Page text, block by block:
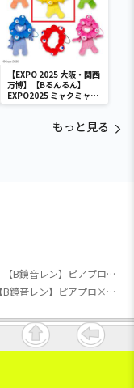
【EXPO 2025 大阪・関西
万博】【Bるんるん】
EXPO2025 ミャクミャク
カラフルゴム紐付きぬい
もっと見る
【サンリオ】【B鏡音レン】ピアプロ×サンリオキャラクターズ ぬいぐるみVol.2（EX）
【サンリオ】【B鏡音レン】ピアプロ×サンリオキャラクターズ ぬいぐるみVol.2（EX）